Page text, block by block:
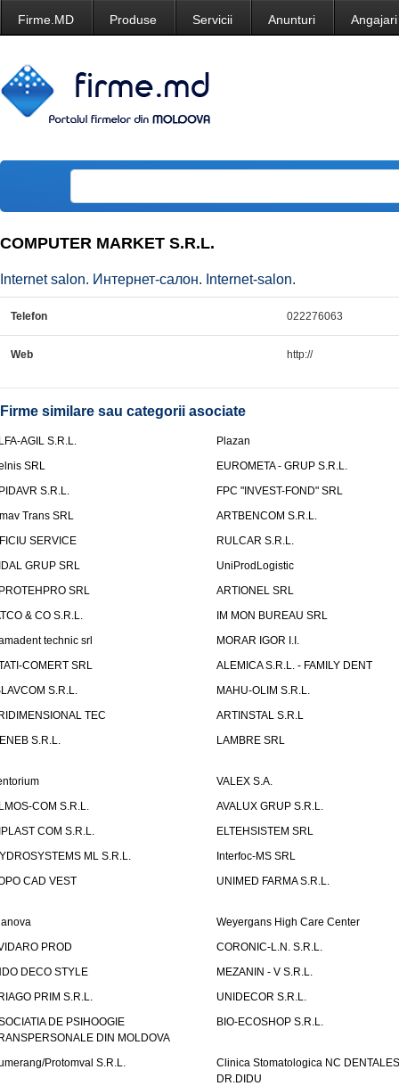
Firme.MD Produse Servicii Anunturi Angajari
COMPUTER MARKET S.R.L.
Internet salon. Интернет-салон. Internet-salon.
Telefon 022276063
Web http://
Firme similare sau categorii asociate
AGIL S.R.L.
Plazan
SRL
EUROMETA - GRUP S.R.L.
S.R.L.
FPC "INVEST-FOND" SRL
Trans SRL
ARTBENCOM S.R.L.
SERVICE
RULCAR S.R.L.
GRUP SRL
UniProdLogistic
SRL
ARTIONEL SRL
& CO S.R.L.
IM MON BUREAU SRL
technic srl
MORAR IGOR I.I.
COMERT SRL
ALEMICA S.R.L. - FAMILY DENT
S.R.L.
MAHU-OLIM S.R.L.
TEC
ARTINSTAL S.R.L
S.R.L.
LAMBRE SRL
VALEX S.A.
COM S.R.L.
AVALUX GRUP S.R.L.
COM S.R.L.
ELTEHSISTEM SRL
ML S.R.L.
Interfoc-MS SRL
CAD VEST
UNIMED FARMA S.R.L.
Weyergans High Care Center
PROD
CORONIC-L.N. S.R.L.
DECO STYLE
MEZANIN - V S.R.L.
PRIM S.R.L.
UNIDECOR S.R.L.
DE PSIHOOGIE
DIN MOLDOVA
BIO-ECOSHOP S.R.L.
Protomval S.R.L.
Clinica Stomatologica NC DENTALES
DR.DIDU